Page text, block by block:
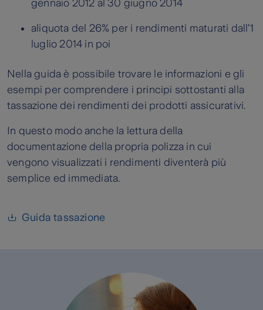
gennaio 2012 al 30 giugno 2014
aliquota del 26% per i rendimenti maturati dall’1
luglio 2014 in poi
Nella guida è possibile trovare le informazioni e gli
esempi per comprendere i principi sottostanti alla
tassazione dei rendimenti dei prodotti assicurativi.
In questo modo anche la lettura della
documentazione della propria polizza in cui
vengono visualizzati i rendimenti diventerà più
semplice ed immediata.
Guida tassazione